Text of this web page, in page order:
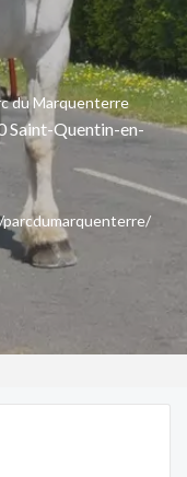
du Marquenterre
Saint-Quentin-en-